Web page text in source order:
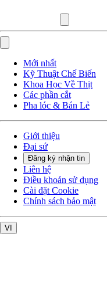
Mới nhất
Kỹ Thuật Chế Biến
Khoa Học Về Thịt
Các phần cắt
Pha lóc & Bán Lẻ
Giới thiệu
Đại sứ
Đăng ký nhận tin
Liên hệ
Điều khoản sử dụng
Cài đặt Cookie
Chính sách bảo mật
VI